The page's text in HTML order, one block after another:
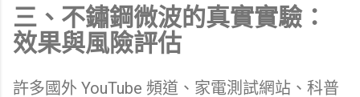
三、不鏽鋼微波的真實實驗：
效果與風險評估
許多國外 YouTube 頻道、家電測試網站、科普